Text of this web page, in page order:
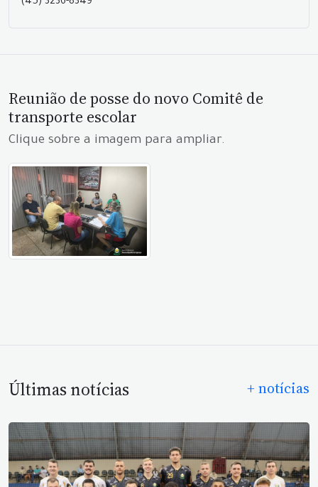
Reunião de posse do novo Comitê de
transporte escolar
Clique sobre a imagem para ampliar.
Últimas notícias + notícias